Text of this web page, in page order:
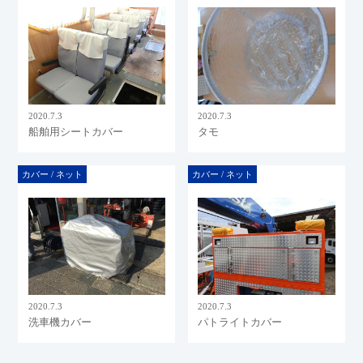
2020.7.3
船舶用シートカバー
2020.7.3
タモ
カバー / ネット
2020.7.3
洗車機カバー
カバー / ネット
2020.7.3
パトライトカバー